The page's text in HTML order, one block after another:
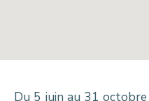
Du 5 juin au 31 octobre